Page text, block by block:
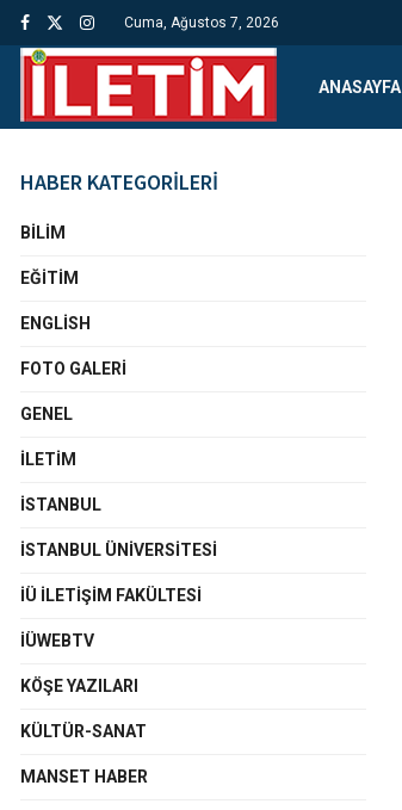
Cuma, Ağustos 7, 2026
ANASAYFA
HABER KATEGORİLERİ
BILIM
EĞITIM
ENGLISH
FOTO GALERI
GENEL
İLETIM
İSTANBUL
İSTANBUL ÜNIVERSITESI
İÜ İLETIŞIM FAKÜLTESI
İÜWEBTV
KÖŞE YAZILARI
KÜLTÜR-SANAT
MANSET HABER